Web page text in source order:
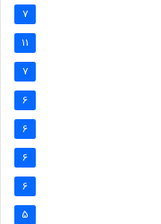
7
11
7
6
6
6
6
5